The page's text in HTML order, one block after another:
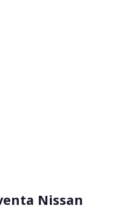
Nissan